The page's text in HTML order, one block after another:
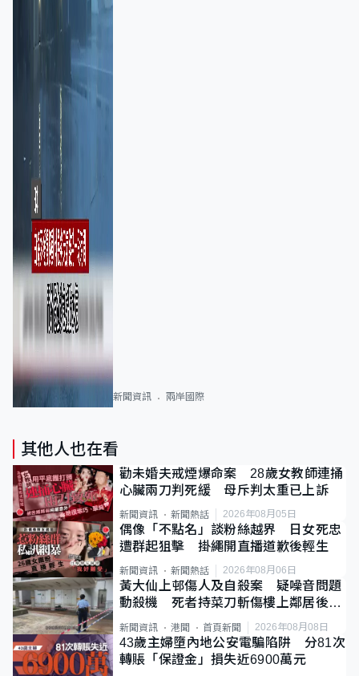
新聞資訊 兩岸國際
其他人也在看
勸未婚夫戒煙爆命案 28歲女教師連捅
心臟兩刀判死緩 母斥判太重已上訴
新聞資訊 新聞熱話 2026年08月05日
偶像「不點名」談粉絲越界 日女死忠
遭群起狙擊 掛繩開直播道歉後輕生
新聞資訊 新聞熱話 2026年08月06日
黃大仙上邨傷人及自殺案 疑噪音問題
動殺機 死者持菜刀斬傷樓上鄰居後墮
新聞資訊 港聞 首頁新聞 2026年08月08日
43歲主婦墮內地公安電騙陷阱 分81次
轉賬「保證金」損失近6900萬元